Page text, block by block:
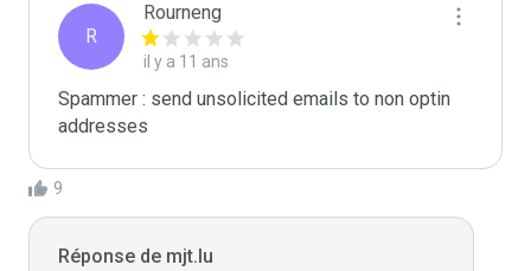
R
Rourneng
il y a 11 ans
Spammer : send unsolicited emails to non optin
addresses
9
Réponse de mjt.lu